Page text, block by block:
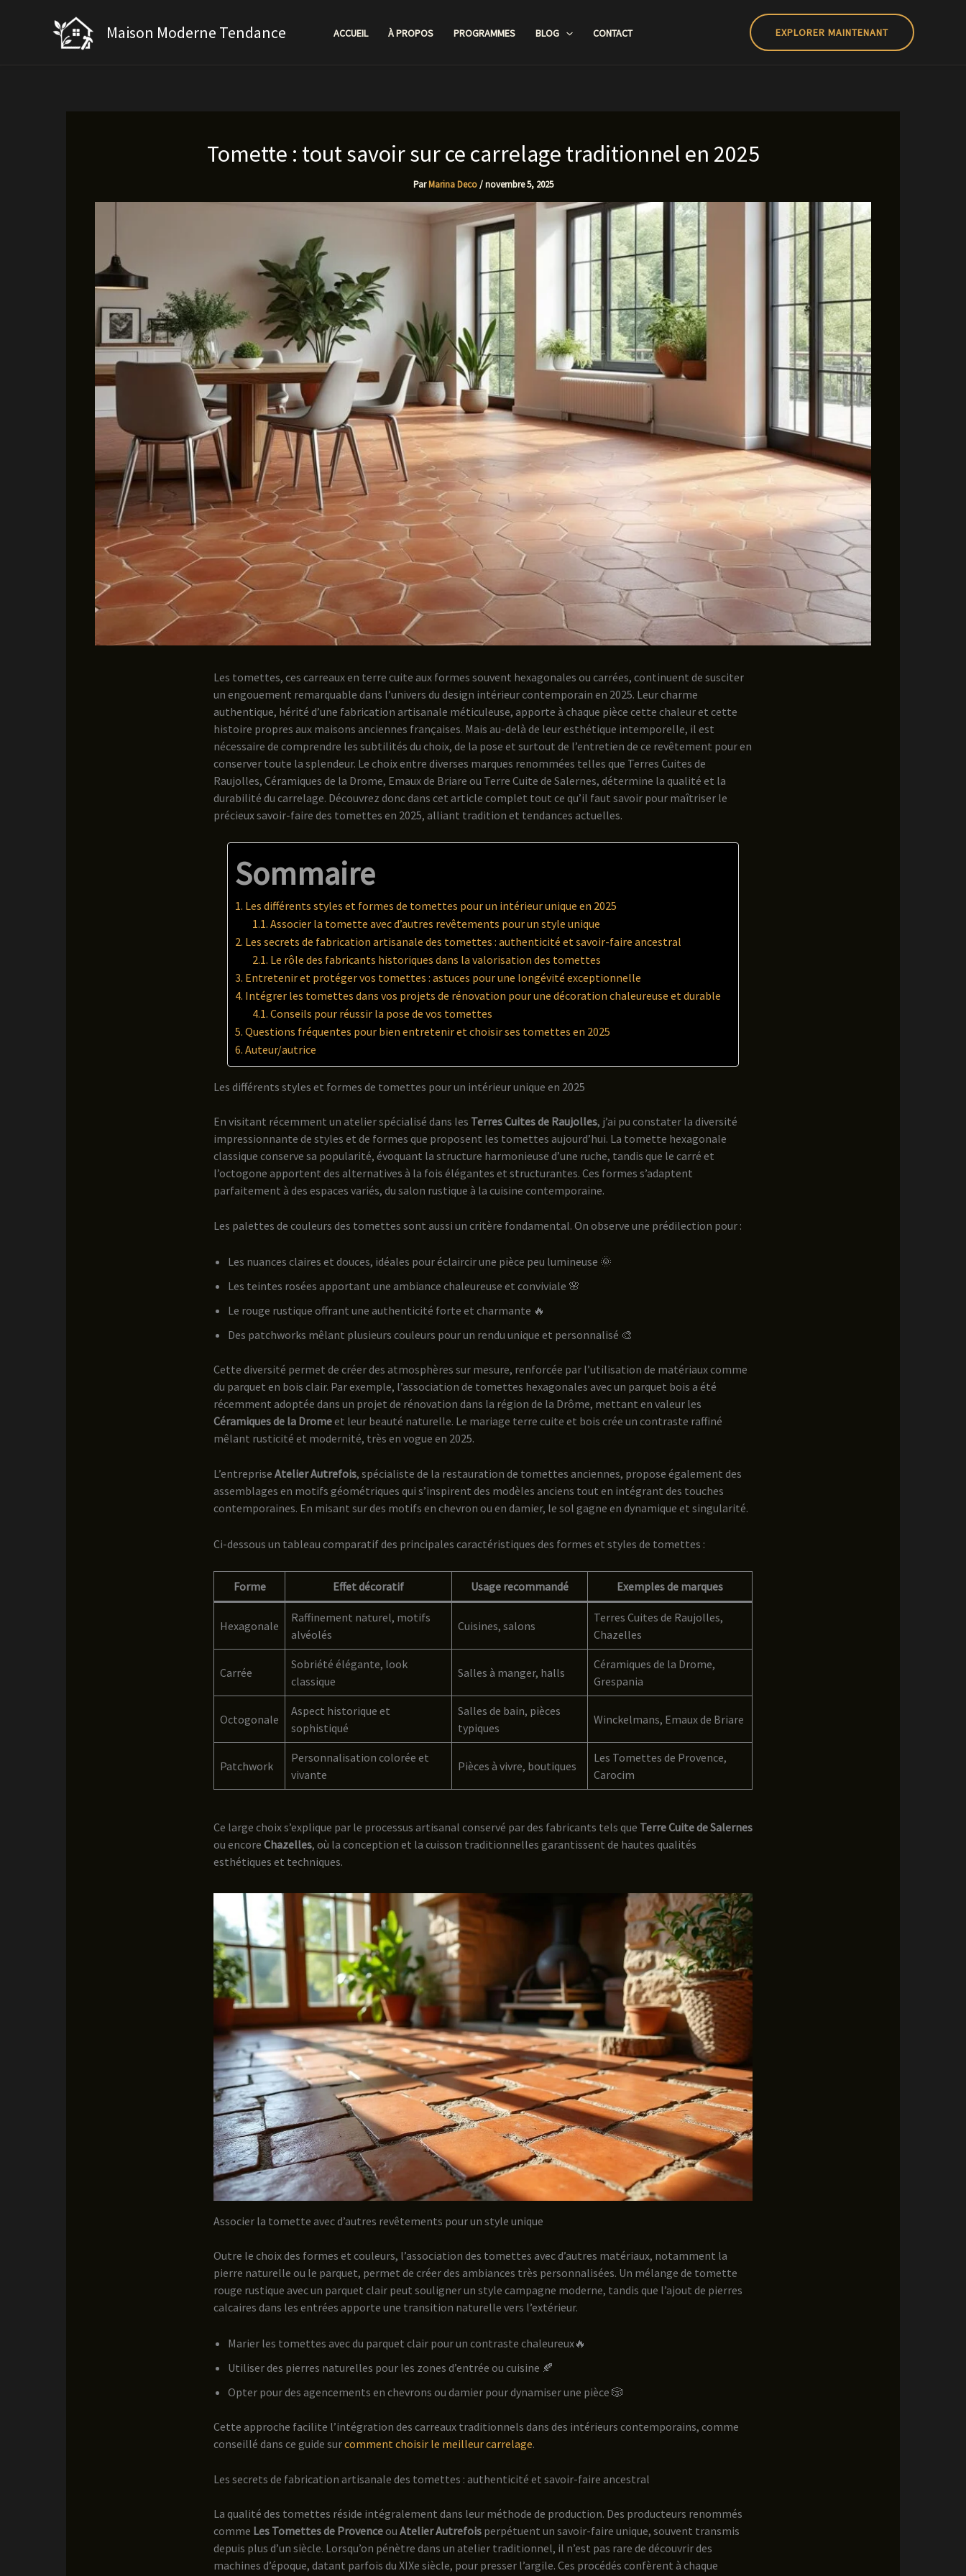
Maison Moderne Tendance ACCUEIL À PROPOS PROGRAMMES BLOG CONTACT EXPLORER MAINTENANT
Tomette : tout savoir sur ce carrelage traditionnel en 2025
ParMarina Deco/novembre 5, 2025
Les tomettes, ces carreaux en terre cuite aux formes souvent hexagonales ou carrées, continuent de susciter
un engouement remarquable dans l’univers du design intérieur contemporain en 2025. Leur charme
authentique, hérité d’une fabrication artisanale méticuleuse, apporte à chaque pièce cette chaleur et cette
histoire propres aux maisons anciennes françaises. Mais au-delà de leur esthétique intemporelle, il est
nécessaire de comprendre les subtilités du choix, de la pose et surtout de l’entretien de ce revêtement pour en
conserver toute la splendeur. Le choix entre diverses marques renommées telles que Terres Cuites de
Raujolles, Céramiques de la Drome, Emaux de Briare ou Terre Cuite de Salernes, détermine la qualité et la
durabilité du carrelage. Découvrez donc dans cet article complet tout ce qu’il faut savoir pour maîtriser le
précieux savoir-faire des tomettes en 2025, alliant tradition et tendances actuelles.
Sommaire
Les différents styles et formes de tomettes pour un intérieur unique en 2025
Associer la tomette avec d’autres revêtements pour un style unique
Les secrets de fabrication artisanale des tomettes : authenticité et savoir-faire ancestral
Le rôle des fabricants historiques dans la valorisation des tomettes
Entretenir et protéger vos tomettes : astuces pour une longévité exceptionnelle
Intégrer les tomettes dans vos projets de rénovation pour une décoration chaleureuse et durable
Conseils pour réussir la pose de vos tomettes
Questions fréquentes pour bien entretenir et choisir ses tomettes en 2025
Auteur/autrice
Les différents styles et formes de tomettes pour un intérieur unique en 2025
En visitant récemment un atelier spécialisé dans les Terres Cuites de Raujolles, j’ai pu constater la diversité
impressionnante de styles et de formes que proposent les tomettes aujourd’hui. La tomette hexagonale
classique conserve sa popularité, évoquant la structure harmonieuse d’une ruche, tandis que le carré et
l’octogone apportent des alternatives à la fois élégantes et structurantes. Ces formes s’adaptent
parfaitement à des espaces variés, du salon rustique à la cuisine contemporaine.
Les palettes de couleurs des tomettes sont aussi un critère fondamental. On observe une prédilection pour :
Les nuances claires et douces, idéales pour éclaircir une pièce peu lumineuse 🌞
Les teintes rosées apportant une ambiance chaleureuse et conviviale 🌸
Le rouge rustique offrant une authenticité forte et charmante 🔥
Des patchworks mêlant plusieurs couleurs pour un rendu unique et personnalisé 🎨
Cette diversité permet de créer des atmosphères sur mesure, renforcée par l’utilisation de matériaux comme
du parquet en bois clair. Par exemple, l’association de tomettes hexagonales avec un parquet bois a été
récemment adoptée dans un projet de rénovation dans la région de la Drôme, mettant en valeur les
Céramiques de la Dromeet leur beauté naturelle. Le mariage terre cuite et bois crée un contraste raffiné
mêlant rusticité et modernité, très en vogue en 2025.
L’entreprise Atelier Autrefois, spécialiste de la restauration de tomettes anciennes, propose également des
assemblages en motifs géométriques qui s’inspirent des modèles anciens tout en intégrant des touches
contemporaines. En misant sur des motifs en chevron ou en damier, le sol gagne en dynamique et singularité.
Ci-dessous un tableau comparatif des principales caractéristiques des formes et styles de tomettes :
Forme Effet décoratif Usage recommandé Exemples de marques
Hexagonale
Raffinement naturel, motifs
alvéolés
Cuisines, salons
Terres Cuites de Raujolles,
Chazelles
Carrée
Sobriété élégante, look
classique
Salles à manger, halls
Céramiques de la Drome,
Grespania
Octogonale
Aspect historique et
sophistiqué
Salles de bain, pièces
typiques
Winckelmans, Emaux de Briare
Patchwork
Personnalisation colorée et
vivante
Pièces à vivre, boutiques
Les Tomettes de Provence,
Carocim
Ce large choix s’explique par le processus artisanal conservé par des fabricants tels que Terre Cuite de Salernes
ou encore Chazelles, où la conception et la cuisson traditionnelles garantissent de hautes qualités
esthétiques et techniques.
Associer la tomette avec d’autres revêtements pour un style unique
Outre le choix des formes et couleurs, l’association des tomettes avec d’autres matériaux, notamment la
pierre naturelle ou le parquet, permet de créer des ambiances très personnalisées. Un mélange de tomette
rouge rustique avec un parquet clair peut souligner un style campagne moderne, tandis que l’ajout de pierres
calcaires dans les entrées apporte une transition naturelle vers l’extérieur.
Marier les tomettes avec du parquet clair pour un contraste chaleureux🔥
Utiliser des pierres naturelles pour les zones d’entrée ou cuisine 🍂
Opter pour des agencements en chevrons ou damier pour dynamiser une pièce 🎲
Cette approche facilite l’intégration des carreaux traditionnels dans des intérieurs contemporains, comme
conseillé dans ce guide surcomment choisir le meilleur carrelage.
Les secrets de fabrication artisanale des tomettes : authenticité et savoir-faire ancestral
La qualité des tomettes réside intégralement dans leur méthode de production. Des producteurs renommés
comme Les Tomettes de Provenceou Atelier Autrefois perpétuent un savoir-faire unique, souvent transmis
depuis plus d’un siècle. Lorsqu’on pénètre dans un atelier traditionnel, il n’est pas rare de découvrir des
machines d’époque, datant parfois du XIXe siècle, pour presser l’argile. Ces procédés confèrent à chaque